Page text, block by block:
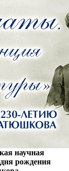
научная
рождения